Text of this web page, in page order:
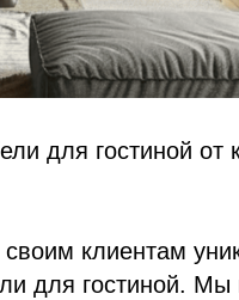
для гостиной от
клиентам
для гостиной. Мы